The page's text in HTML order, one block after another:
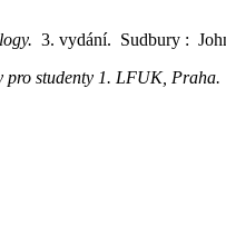
3. vydání. Sudbury :
pro studenty 1. LFUK, Praha.